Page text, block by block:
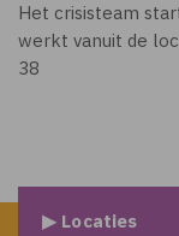
Het crisisteam
werkt vanuit de
38
▶ Locaties